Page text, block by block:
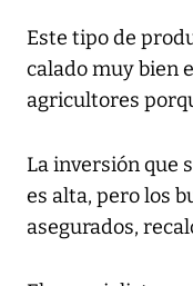
Este tipo de
calado muy bien
agricultores
La inversión que
es alta, pero los
asegurados,